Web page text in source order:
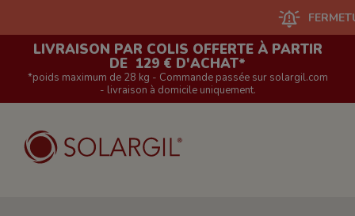
LIVRAISON PAR COLIS OFFERTE À PARTIR
DE 129 € D'ACHAT*
*poids maximum de 28 kg - Commande passée sur solargil.com
- livraison à domicile uniquement.